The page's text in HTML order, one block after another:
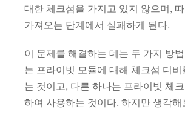
대한 체크섬을 가지고 있지 않으며,
가져오는 단계에서 실패하게 된다.
이 문제를 해결하는 데는 두 가지 방
는 프라이빗 모듈에 대해 체크섬 디
는 것이고, 다른 하나는 프라이빗 체
하여 사용하는 것이다. 하지만 생각해